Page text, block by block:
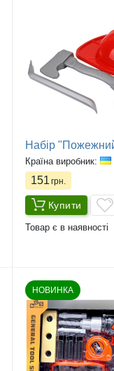
Набір
Країна виробник:
151 грн.
Купити
Товар є в наявності
НОВИНКА